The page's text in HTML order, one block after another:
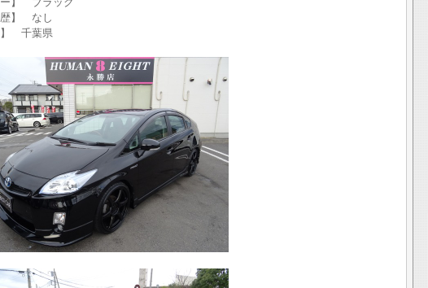
歴】 なし
】 千葉県